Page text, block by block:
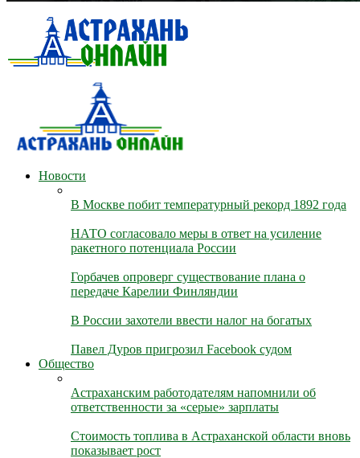
Новости
В Москве побит температурный рекорд 1892 года
НАТО согласовало меры в ответ на усиление
ракетного потенциала России
Горбачев опроверг существование плана о
передаче Карелии Финляндии
В России захотели ввести налог на богатых
Павел Дуров пригрозил Facebook судом
Общество
Астраханским работодателям напомнили об
ответственности за «серые» зарплаты
Стоимость топлива в Астраханской области вновь
показывает рост